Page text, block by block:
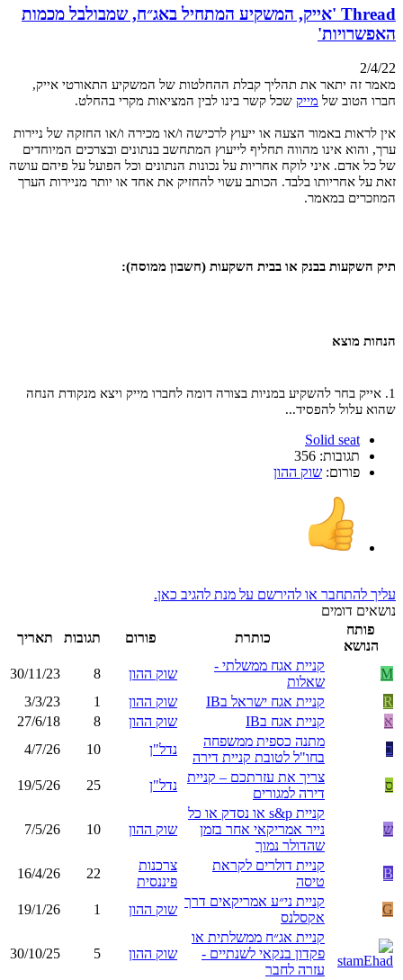
Thread 'אייק, המשקיע המתחיל באג״ח, שמבולבל מכמות
האפשרויות'
2/4/22
מאמר זה יתאר את תהליך קבלת ההחלטות של המשקיע התאורטי אייק,
חברו הטוב של מייק שכל קשר בינו לבין המציאות מקרי בהחלט.
אין לראות באמור הצעה או ייעוץ לרכישה ו/או מכירה ו/או החזקה של ניירות
ערך, והוא אינו מהווה תחליף לייעוץ המתחשב בנתונים ובצרכים המיוחדים
של כל אדם. איני לוקח אחריות על נכונות הנתונים וכל הפועל על פיהם עושה
זאת על אחריותו בלבד. הכותב עשוי להחזיק את אחד או יותר מניירות הערך
המוזכרים במאמר.
תיק השקעות בבנק או בבית השקעות (חשבון ממוסה):
הנחות מוצא
1. אייק בחר להשקיע במניות בצורה דומה לחברו מייק ויצא מנקודת הנחה
שהוא עלול להפסיד...
Solid seat
תגובות: 356
פורום: שוק ההון
עליך להתחבר או להירשם על מנת להגיב כאן.
נושאים דומים
פותח
הנושא
כותרת פורום תגובות תאריך
M
קניית אגח ממשלתי -
שאלות
שוק ההון 8
30/11/23
R
קניית אגח ישראל בIB שוק ההון 1
3/3/23
א
קניית אגח בIB שוק ההון 8
27/6/18
ב
מתנה כספית ממשפחה
בחו"ל לטובת קניית דירה
נדל"ן 10
4/7/26
ס
צריך את עזרתכם – קניית
דירה למגורים
נדל"ן 25
19/5/26
ש
קניית s&p או נסדק או כל
נייר אמריקאי אחר בזמן
שהדולר נמוך
שוק ההון 10
7/5/26
B
קניית דולרים לקראת
טיסה
צרכנות
פיננסית
22
16/4/26
G
קניית ני״ע אמריקאים דרך
אקסלנס
שוק ההון 1
19/1/26
קניית אג״ח ממשלתית או
פקדון בנקאי לשנתיים -
עזרה לחבר
שוק ההון 5
30/10/25